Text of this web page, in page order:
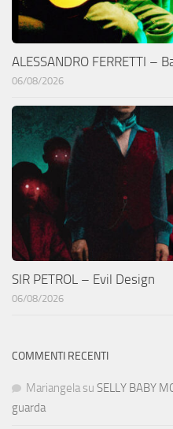
ALESSANDRO FERRETTI –
06/08/2026
SIR PETROL – Evil Design
06/08/2026
COMMENTI RECENTI
Mariangela su SELLY BABY
guarda